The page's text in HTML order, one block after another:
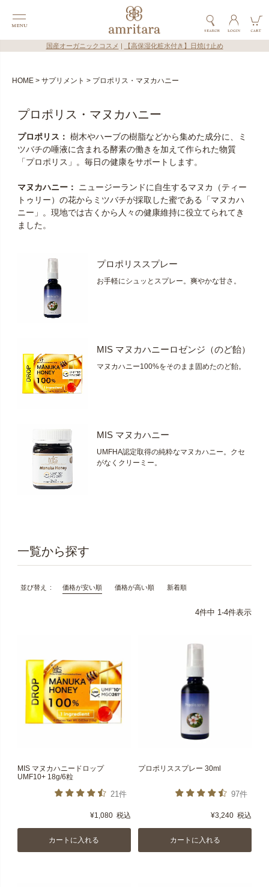
国産オーガニックコスメ 【高保湿化粧水付き】日焼け止め
HOME サプリメント プロポリス・マヌカハニー
プロポリス・マヌカハニー
プロポリス： 樹木やハーブの樹脂などから集めた成分に、ミ
ツバチの唾液に含まれる酵素の働きを加えて作られた物質
「プロポリス」。毎日の健康をサポートします。
マヌカハニー：
ニュージーランドに自生するマヌカ（ティー
トゥリー）の花からミツバチが採取した蜜である「マヌカハ
ニー」。現地では古くから人々の健康維持に役立てられてき
ました。
プロポリススプレー
お手軽にシュッとスプレー。爽やかな甘さ。
MIS マヌカハニーロゼンジ（のど飴）
マヌカハニー100%をそのまま固めたのど飴。
MIS マヌカハニー
UMFHA認定取得の純粋なマヌカハニー。クセ
がなくクリーミー。
並び替え 価格が安い順 価格が高い順 新着順
4件中 1-4件表示
MIS マヌカハニードロップ
UMF10+ 18g/6粒
21件
¥1,080 税込
カートに入れる
プロポリススプレー 30ml
97件
¥3,240 税込
カートに入れる